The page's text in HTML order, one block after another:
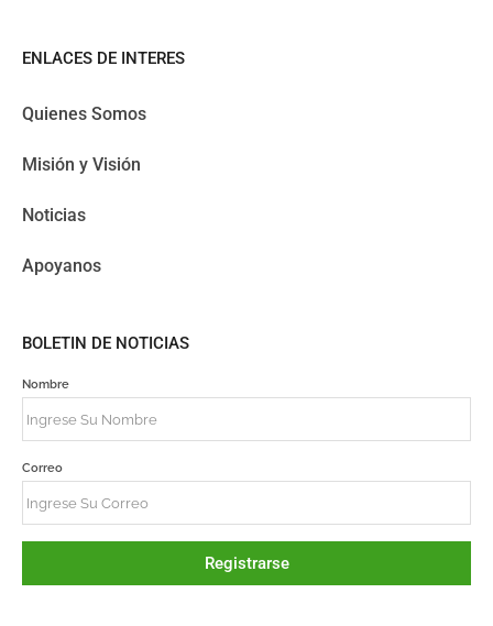
ENLACES DE INTERES
Quienes Somos
Misión y Visión
Noticias
Apoyanos
BOLETIN DE NOTICIAS
Nombre
Correo
Registrarse